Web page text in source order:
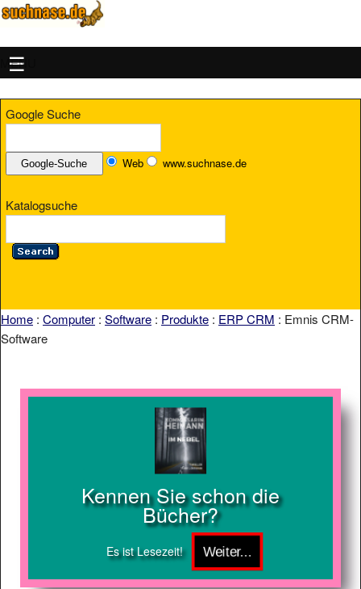
MENU
Google Suche
Web www.suchnase.de
Katalogsuche
Home : Computer : Software : Produkte : ERP CRM : Emnis CRM-
Software
Kennen Sie schon die
Bücher?
Es ist Lesezeit!